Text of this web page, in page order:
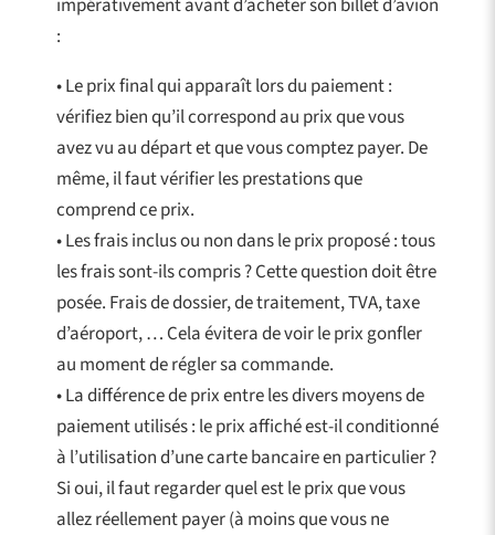
impérativement avant d’acheter son billet d’avion
:
• Le prix final qui apparaît lors du paiement :
vérifiez bien qu’il correspond au prix que vous
avez vu au départ et que vous comptez payer. De
même, il faut vérifier les prestations que
comprend ce prix.
• Les frais inclus ou non dans le prix proposé : tous
les frais sont-ils compris ? Cette question doit être
posée. Frais de dossier, de traitement, TVA, taxe
d’aéroport, … Cela évitera de voir le prix gonfler
au moment de régler sa commande.
• La différence de prix entre les divers moyens de
paiement utilisés : le prix affiché est-il conditionné
à l’utilisation d’une carte bancaire en particulier ?
Si oui, il faut regarder quel est le prix que vous
allez réellement payer (à moins que vous ne